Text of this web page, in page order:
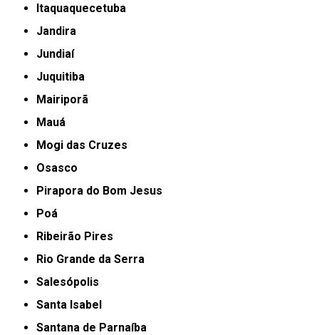
Itaquaquecetuba
Jandira
Jundiaí
Juquitiba
Mairiporã
Mauá
Mogi das Cruzes
Osasco
Pirapora do Bom Jesus
Poá
Ribeirão Pires
Rio Grande da Serra
Salesópolis
Santa Isabel
Santana de Parnaíba